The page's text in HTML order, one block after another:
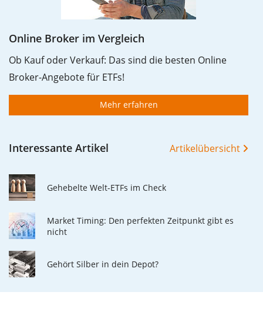
Online Broker im Vergleich
Ob Kauf oder Verkauf: Das sind die besten Online
Broker-Angebote für ETFs!
Mehr erfahren
Interessante Artikel Artikelübersicht
Gehebelte Welt-ETFs im Check
Market Timing: Den perfekten Zeitpunkt gibt es
nicht
Gehört Silber in dein Depot?